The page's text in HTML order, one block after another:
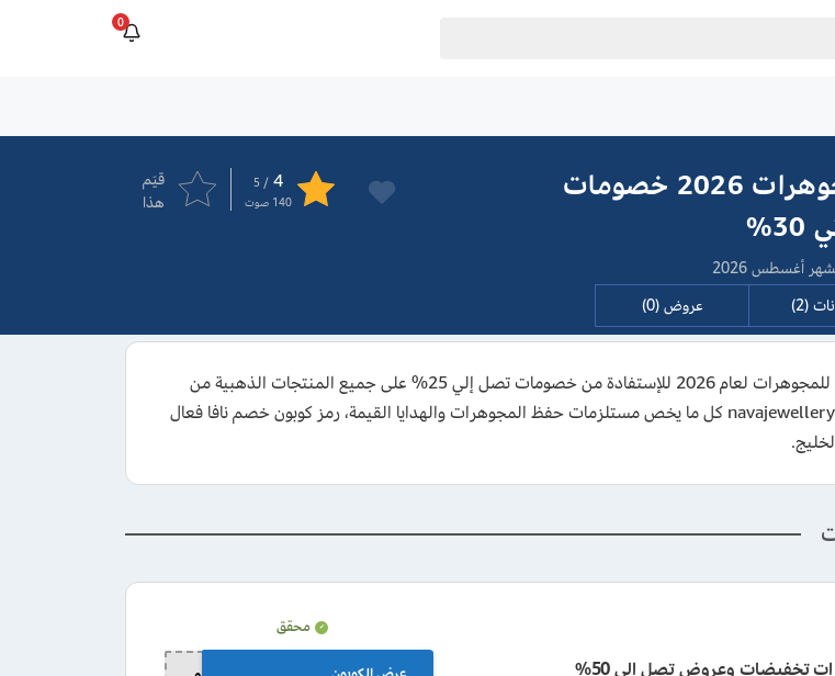
0
كود خصم نافا للمجوهرات 2026 خصومات
4
/ 5
140 صوت
قيَم
هذا
(2) عروض (0)
نوفر لكم أحدث كود خصم نافا للمجوهرات لعام 2026 للإستفادة من خصومات تصل إلي 25% على جميع المنتجات الذهبية من
المتجر، فضلا عن تقديم موقع navajewellery كل ما يخص مستلزمات حفظ المجوهرات والهدايا القيمة، رمز كوبون خصم نافا فعال
تخفيضات وعروض تصل الي 50%
محقق